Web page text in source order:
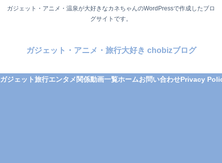
ガジェット・アニメ・温泉が大好きなカネちゃんのWordPressで作成したブロ
グサイトです。
ガジェット・アニメ・旅行大好き chobizブログ
ガジェット旅行エンタメ関係動画一覧ホームお問い合わせPrivacy